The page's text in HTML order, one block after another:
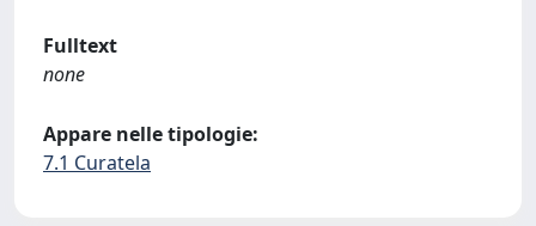
Fulltext
none
Appare nelle tipologie:
7.1 Curatela